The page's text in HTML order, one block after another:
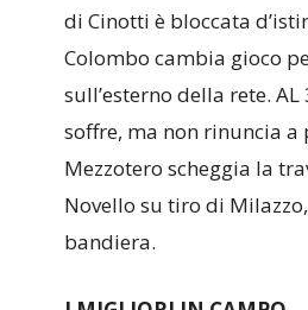
di Cinotti è bloccata
Colombo cambia gioco
sull’esterno della rete.
soffre, ma non rinuncia a
Mezzotero scheggia la
Novello su tiro di
bandiera.